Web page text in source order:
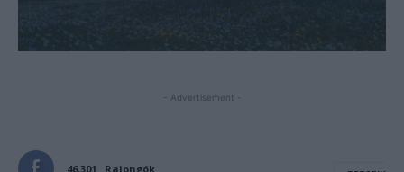
- Advertisement -
46,301 Rajongók